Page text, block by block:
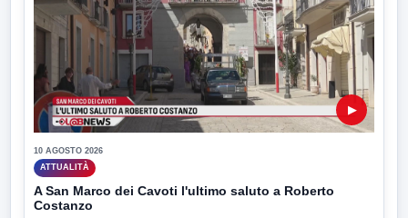
▶
10 AGOSTO 2026
ATTUALITÀ
A San Marco dei Cavoti l'ultimo saluto a Roberto
Costanzo